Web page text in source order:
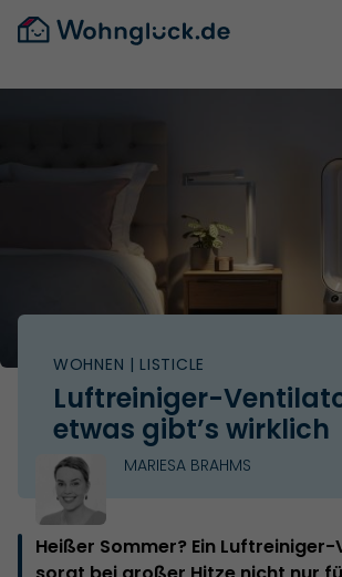
WOHNEN | LISTICLE
Luftreiniger-
etwas gibt’s wirklich
MARIESA BRAHMS
Heißer Sommer? Ein